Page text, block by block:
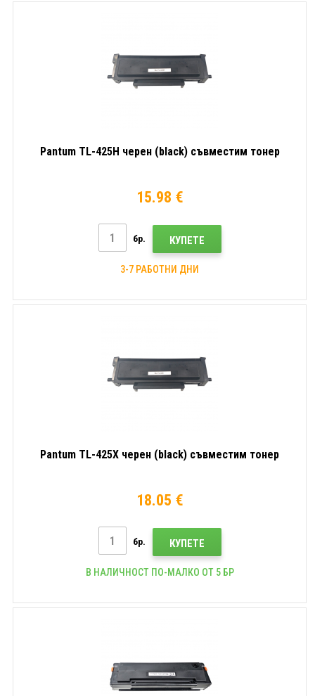
Pantum TL-425H черен (black) съвместим тонер
15.98 €
бр. КУПЕТЕ
3-7 РАБОТНИ ДНИ
Pantum TL-425X черен (black) съвместим тонер
18.05 €
бр. КУПЕТЕ
В НАЛИЧНОСТ ПО-МАЛКО ОТ 5 БР